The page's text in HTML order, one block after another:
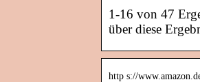
1-16 von 47
über diese
http s://